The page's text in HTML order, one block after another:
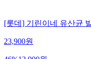
[롯데] 기린이네 유산균
23,900원